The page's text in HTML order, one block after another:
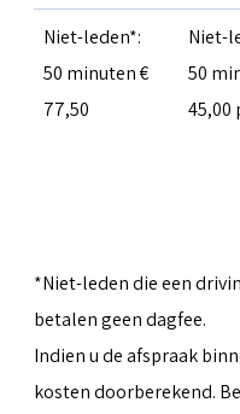
Niet-leden*:
50 minuten €
77,50
Niet-
50
45,00
*Niet-leden die een
betalen geen dagfee.
Indien u de afspraak
kosten doorberekend.